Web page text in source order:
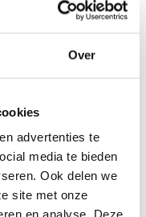
Over
advertenties te
media te bieden
Ook delen we
site met onze
en analyse. Deze
onderneming
wij dit
aan de
van
vaccins en geeft